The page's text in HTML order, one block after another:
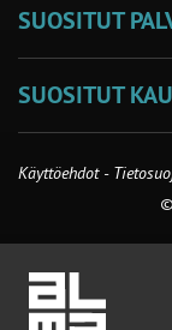
SUOSITUT
SUOSITUT
Käyttöehdot -